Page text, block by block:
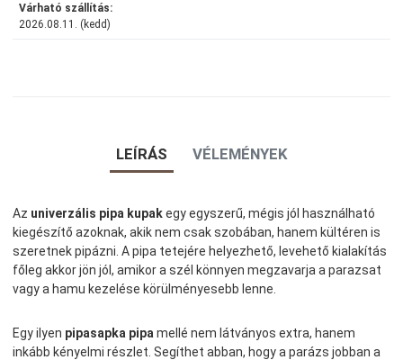
Várható szállítás:
2026.08.11. (kedd)
LEÍRÁS VÉLEMÉNYEK
Az univerzális pipa kupakegy egyszerű, mégis jól használható
kiegészítő azoknak, akik nem csak szobában, hanem kültéren is
szeretnek pipázni. A pipa tetejére helyezhető, levehető kialakítás
főleg akkor jön jól, amikor a szél könnyen megzavarja a parazsat
vagy a hamu kezelése körülményesebb lenne.
Egy ilyen pipasapka pipa mellé nem látványos extra, hanem
inkább kényelmi részlet. Segíthet abban, hogy a parázs jobban a